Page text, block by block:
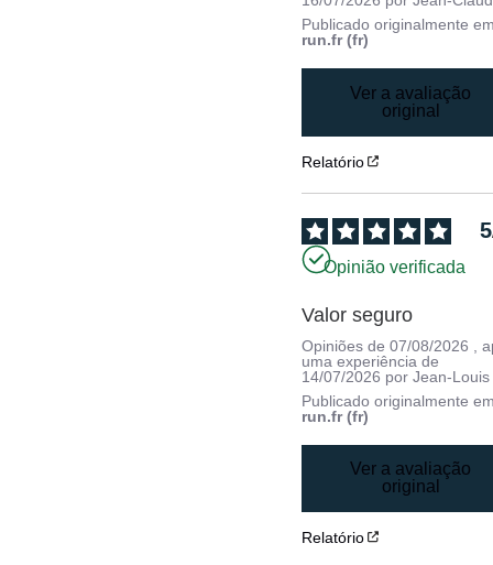
Publicado originalmente
run.fr (fr)
Ver a avaliação
original
Relatório
5
Opinião verificada
Valor seguro
Opiniões de07/08/2026
,
uma experiência de
14/07/2026 porJean-Louis
Publicado originalmente
run.fr (fr)
Ver a avaliação
original
Relatório